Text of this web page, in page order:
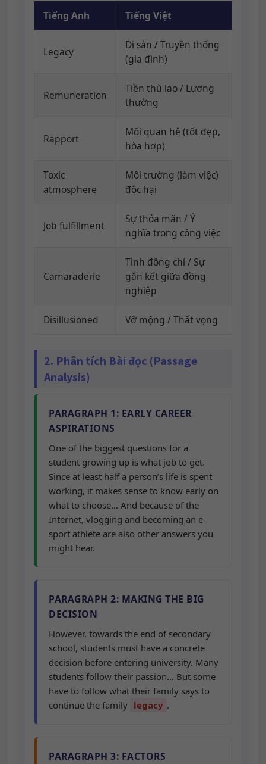
Tiếng Anh Tiếng Việt
Legacy
Di sản / Truyền thống
(gia đình)
Remuneration
Tiền thù lao / Lương
thưởng
Rapport
Mối quan hệ (tốt đẹp,
hòa hợp)
Toxic
atmosphere
Môi trường (làm việc)
độc hại
Job fulfillment
Sự thỏa mãn / Ý
nghĩa trong công việc
Camaraderie
Tình đồng chí / Sự
gắn kết giữa đồng
nghiệp
Disillusioned Vỡ mộng / Thất vọng
2. Phân tích Bài đọc (Passage
Analysis)
PARAGRAPH 1: EARLY CAREER
ASPIRATIONS
One of the biggest questions for a
student growing up is what job to get.
Since at least half a person’s life is spent
working, it makes sense to know early on
what to choose… And because of the
Internet, vlogging and becoming an e-
sport athlete are also other answers you
might hear.
PARAGRAPH 2: MAKING THE BIG
DECISION
However, towards the end of secondary
school, students must have a concrete
decision before entering university. Many
students follow their passion… But some
have to follow what their family says to
continue the family legacy .
PARAGRAPH 3: FACTORS